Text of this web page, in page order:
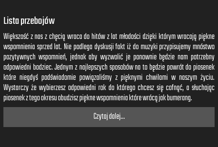
Lista przebojów
Większość z nas z chęcią wraca do hitów z lat młodości dzięki którym wracają piękne
wspomnienia sprzed lat. Nie podlega dyskusji fakt iż do muzyki przypisujemy mnóstwo
pozytywnych wspomnień, jednak aby wyzwolić je ponownie będzie nam potrzebny
odpowiedni bodziec. Jednym z najlepszych sposobów na to będzie powrót do piosenek
które niegdyś podświadomie powiązaliśmy z pięknymi chwilami w naszym życiu.
Wystarczy że wybierzesz odpowiedni rok do którego chcesz się cofnąć, a słuchając
piosenek z tego okresu obudzisz piękne wspomnienia które wrócą jak bumerang.
Czytaj dalej...